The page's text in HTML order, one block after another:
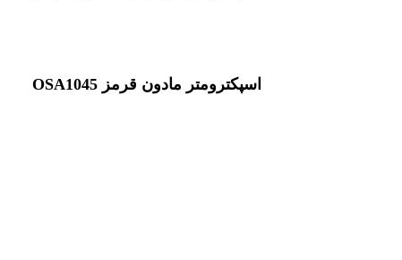
اسپکترومتر مادون قرمز OSA1045